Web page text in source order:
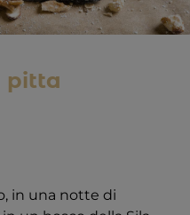
pitta
in una notte di